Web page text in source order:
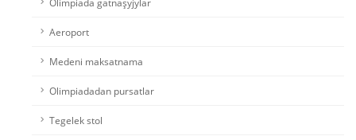
Aeroport
Medeni maksatnama
Olimpiadadan pursatlar
Tegelek stol